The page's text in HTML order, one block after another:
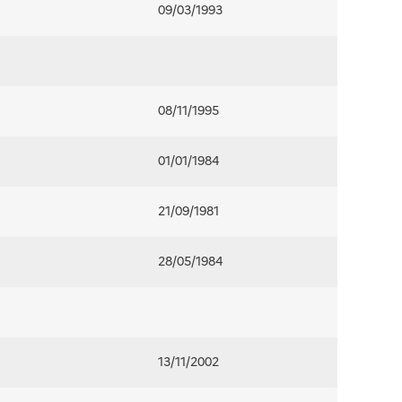
09/03/1993
08/11/1995
01/01/1984
21/09/1981
28/05/1984
13/11/2002